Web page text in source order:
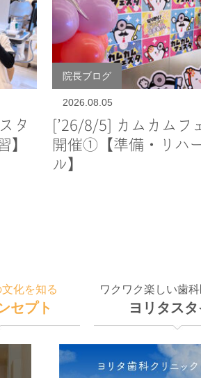
タ
院長ブログ
2026.08.05
[’26/8/5] カムカムフ
開催①【準備・リハ
ル】
化を知る
セプト
ワクワク楽しい歯
ヨリタス